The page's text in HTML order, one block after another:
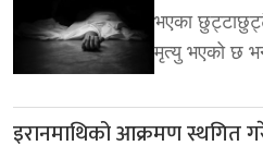
भएका
मृत्यु भएको छ
इरानमाथिको आक्रमण स्थगित